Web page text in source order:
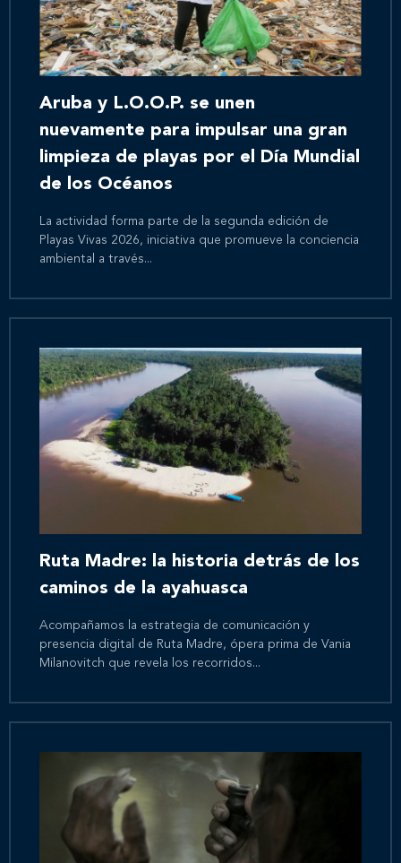
Aruba y L.O.O.P. se unen
nuevamente para impulsar una gran
limpieza de playas por el Día Mundial
de los Océanos
La actividad forma parte de la segunda edición de
Playas Vivas 2026, iniciativa que promueve la conciencia
ambiental a través...
Ruta Madre: la historia detrás de los
caminos de la ayahuasca
Acompañamos la estrategia de comunicación y
presencia digital de Ruta Madre, ópera prima de Vania
Milanovitch que revela los recorridos...